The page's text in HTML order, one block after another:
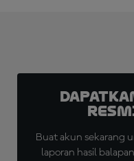
Buat akun sekarang
laporan hasil